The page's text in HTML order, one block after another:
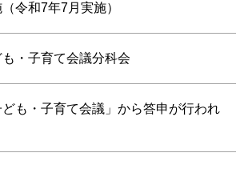
令和7年7月実施）
・子育て会議分科会
ども・子育て会議」から答申が行われ